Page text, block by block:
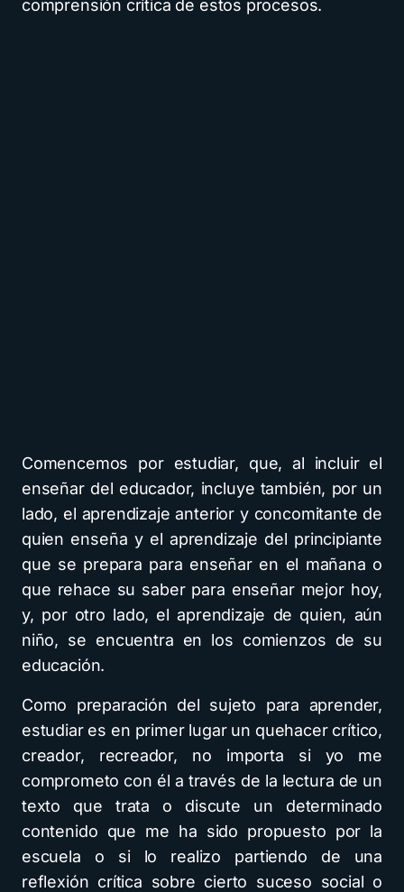
comprensión crítica de estos procesos.
Comencemos por estudiar, que, al incluir el
enseñar del educador, incluye también, por un
lado, el aprendizaje anterior y concomitante de
quien enseña y el aprendizaje del principiante
que se prepara para enseñar en el mañana o
que rehace su saber para enseñar mejor hoy,
y, por otro lado, el aprendizaje de quien, aún
niño, se encuentra en los comienzos de su
educación.
Como preparación del sujeto para aprender,
estudiar es en primer lugar un quehacer crítico,
creador, recreador, no importa si yo me
comprometo con él a través de la lectura de un
texto que trata o discute un determinado
contenido que me ha sido propuesto por la
escuela o si lo realizo partiendo de una
reflexión crítica sobre cierto suceso social o